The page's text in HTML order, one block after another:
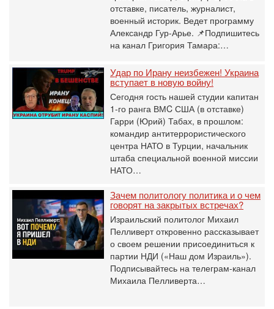
отставке, писатель, журналист,
военный историк. Ведет программу
Александр Гур-Арье. 📌Подпишитесь
на канал Григория Тамара:…
Удар по Ирану неизбежен! Украина
вступает в новую войну!
Сегодня гость нашей студии капитан
1-го ранга ВМC США (в отставке)
Гарри (Юрий) Табах, в прошлом:
командир антитеррористического
центра НАТО в Турции, начальник
штаба специальной военной миссии
НАТО…
Зачем политологу политика и о чем
говорят на закрытых встречах?
Израильский политолог Михаил
Пелливерт откровенно рассказывает
о своем решении присоединиться к
партии НДИ («Наш дом Израиль»).
Подписывайтесь на телеграм-канал
Михаила Пелливерта…